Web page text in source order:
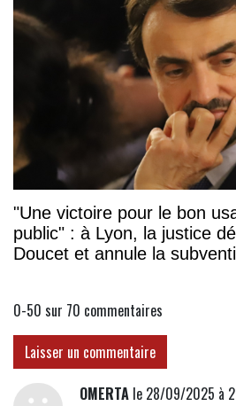
"Une victoire pour le bon
public" : à Lyon, la justice
Doucet et annule la
0-50 sur 70 commentaires
Laisser un commentaire
OMERTAle 28/09/2025 à